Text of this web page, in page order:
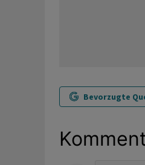
Bevorzugte